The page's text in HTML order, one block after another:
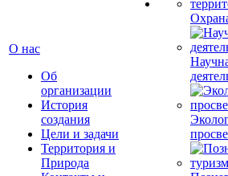
О нас
Об
организации
История
создания
Цели и задачи
Территория и
Природа